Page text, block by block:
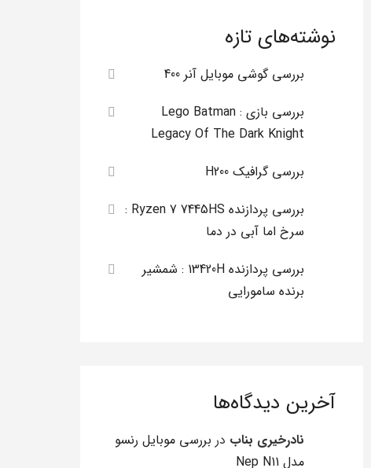
نوشته‌های تازه
بررسی گوشی موبایل آنر 400
بررسی بازی Lego Batman :
Legacy Of The Dark Knight
بررسی گرافیک H200
بررسی پردازنده Ryzen 7 7445HS :
سرخ اما آبی در دما
بررسی پردازنده 13420H : شمشیر
برنده سامورایی
آخرین دیدگاه‌ها
نادرخیری بناب در بررسی موبایل رنسو
مدل Nep N11